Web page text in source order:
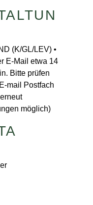
(K/GL/LEV) •
E-Mail etwa 14
Bitte prüfen
mail Postfach
möglich)